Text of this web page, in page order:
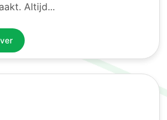
Altijd...